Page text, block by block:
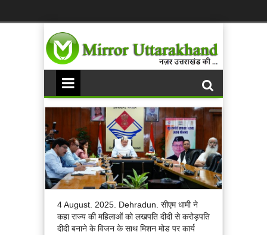
4 August. 2025. Dehradun. सीएम धामी ने
कहा राज्य की महिलाओं को लखपति दीदी से करोड़पति
दीदी बनाने के विजन के साथ मिशन मोड पर कार्य